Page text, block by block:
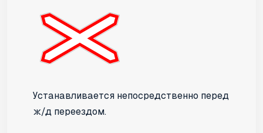
Устанавливается непосредственно перед
ж/д переездом.